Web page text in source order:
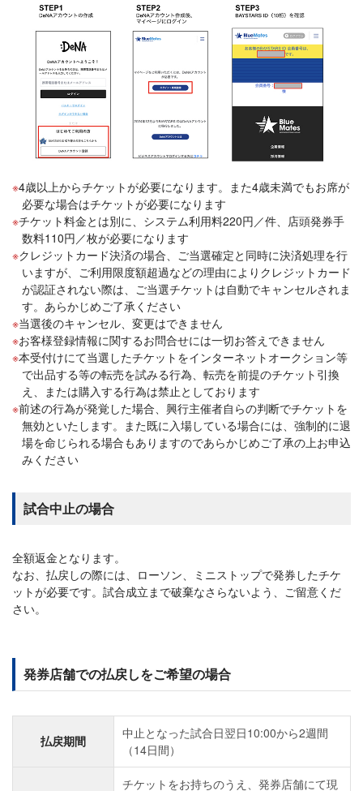
4歳以上からチケットが必要になります。また4歳未満でもお席が
必要な場合はチケットが必要になります
チケット料金とは別に、システム利用料220円／件、店頭発券手
数料110円／枚が必要になります
クレジットカード決済の場合、ご当選確定と同時に決済処理を行
いますが、ご利用限度額超過などの理由によりクレジットカード
が認証されない際は、ご当選チケットは自動でキャンセルされま
す。あらかじめご了承ください
当選後のキャンセル、変更はできません
お客様登録情報に関するお問合せには一切お答えできません
本受付けにて当選したチケットをインターネットオークション等
で出品する等の転売を試みる行為、転売を前提のチケット引換
え、または購入する行為は禁止としております
前述の行為が発覚した場合、興行主催者自らの判断でチケットを
無効といたします。また既に入場している場合には、強制的に退
場を命じられる場合もありますのであらかじめご了承の上お申込
みください
試合中止の場合
全額返金となります。
なお、払戻しの際には、ローソン、ミニストップで発券したチケ
ットが必要です。試合成立まで破棄なさらないよう、ご留意くだ
さい。
発券店舗での払戻しをご希望の場合
払戻期間
中止となった試合日翌日10:00から2週間
（14日間）
チケットをお持ちのうえ、発券店舗にて現